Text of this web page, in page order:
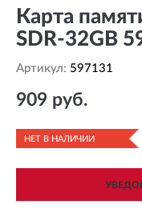
Карта
SDR-32GB
Артикул: 597131
909 руб.
НЕТ В НАЛИЧИИ